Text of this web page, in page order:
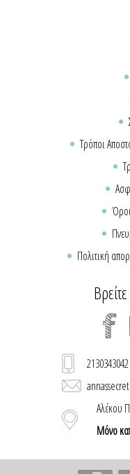
Τρόποι
Πολιτική
2130343042
Αλέκου
Μόνο